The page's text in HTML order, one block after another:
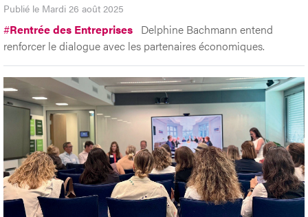
Publié le Mardi 26 août 2025
#Rentrée des Entreprises Delphine Bachmann entend
renforcer le dialogue avec les partenaires économiques.